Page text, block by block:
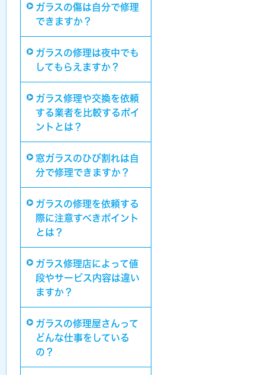
ガラスの傷は自分で修理
できますか？
ガラスの修理は夜中でも
してもらえますか？
ガラス修理や交換を依頼
する業者を比較するポイ
ントとは？
窓ガラスのひび割れは自
分で修理できますか？
ガラスの修理を依頼する
際に注意すべきポイント
とは？
ガラス修理店によって値
段やサービス内容は違い
ますか？
ガラスの修理屋さんって
どんな仕事をしている
の？